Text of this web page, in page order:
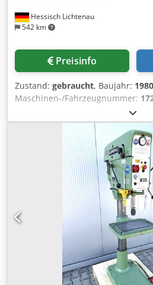
Hessisch Lichtenau
542 km
Preisinfo
Zustand: gebraucht, Baujahr: 1980
Maschinen-/Fahrzeugnummer:
, Eingangsspannung:400 V
Hz, Spindelaufnahme:MK 3,
, Drehzahl (max.):
, Gesamthöhe:
, Ausstattung:Drehzahl
Gebrauchte Säulenbohrmaschine
AB 3 ESV Maschinennummer:
Bohrleistung in Guss: Ø 35 mm
(Durchmesser): 28 mm
Getriebestufen, 2
Variatorgetriebe 130 - 1750 U/
Vorschub: 0,1; 0,2; 0,3 manuell/
Abstand Spindel/Tisch min/max.:
Tischaufspannfläche:: 500 x 370